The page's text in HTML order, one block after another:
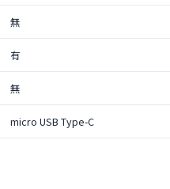
無
有
無
micro USB Type-C